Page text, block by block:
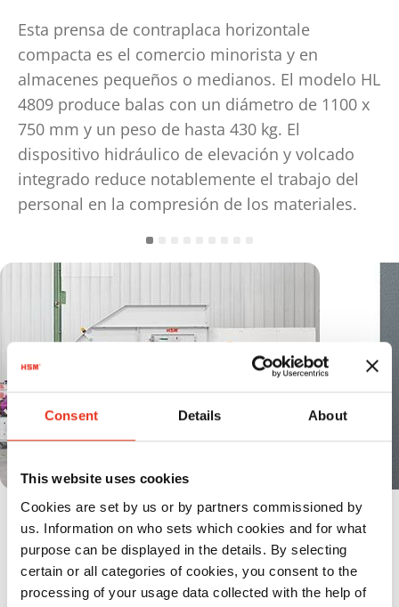
Consent Details About
This website uses cookies
Cookies are set by us or by partners commissioned by
us. Information on who sets which cookies and for what
purpose can be displayed in the details. By selecting
certain or all categories of cookies, you consent to the
processing of your usage data collected with the help of
Esta prensa de contraplaca horizontale
compacta es el comercio minorista y en
almacenes pequeños o medianos. El modelo HL
4809 produce balas con un diámetro de 1100 x
750 mm y un peso de hasta 430 kg. El
dispositivo hidráulico de elevación y volcado
integrado reduce notablemente el trabajo del
personal en la compresión de los materiales.
Ocupa muy poco espacio
Especificaciones